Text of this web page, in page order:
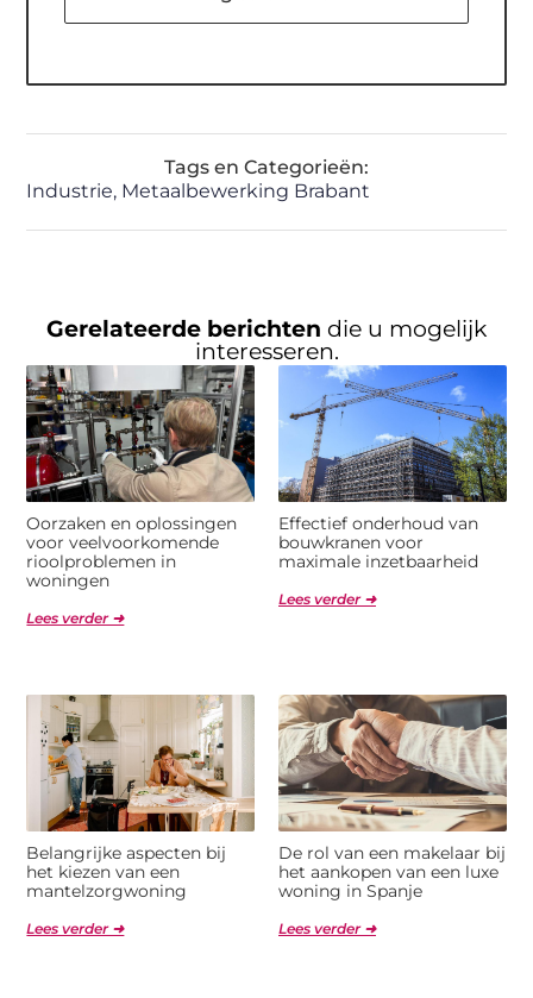
Tags en Categorieën:
Industrie, Metaalbewerking Brabant
Gerelateerde berichten die u mogelijk
interesseren.
Oorzaken en oplossingen
voor veelvoorkomende
rioolproblemen in
woningen
Lees verder ➜
Effectief onderhoud van
bouwkranen voor
maximale inzetbaarheid
Lees verder ➜
Belangrijke aspecten bij
het kiezen van een
mantelzorgwoning
Lees verder ➜
De rol van een makelaar bij
het aankopen van een luxe
woning in Spanje
Lees verder ➜